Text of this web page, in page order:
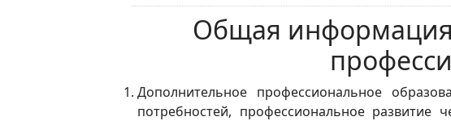
Общая информация
Дополнительное профессиональное
потребностей, профессиональное развитие